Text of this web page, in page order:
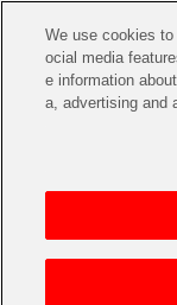
We use cookies
ocial media
e information
a, advertising and